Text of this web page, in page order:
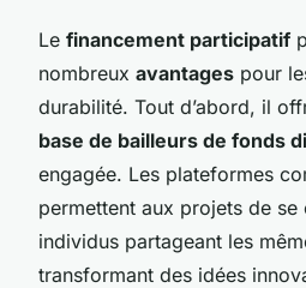
Le financement participatif
nombreux avantages pour
durabilité. Tout d’abord, il
base de bailleurs de fonds
engagée. Les plateformes
permettent aux projets de
individus partageant les
transformant des idées